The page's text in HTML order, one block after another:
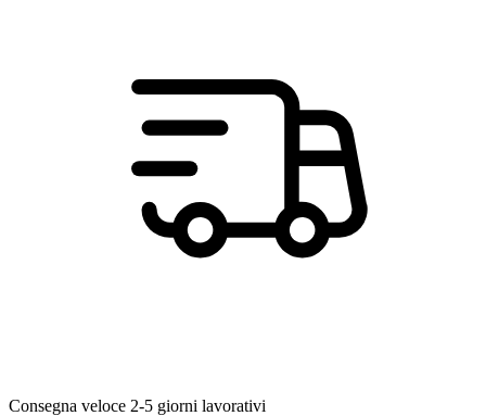
Consegna veloce 2-5 giorni lavorativi